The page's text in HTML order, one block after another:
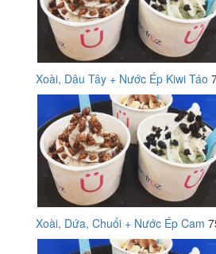
Xoài, Dâu Tây + Nước Ép Kiwi Táo
Xoài, Dứa, Chuối + Nước Ép Cam